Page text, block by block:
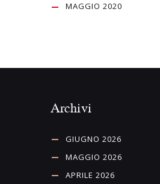
MAGGIO 2020
Archivi
GIUGNO 2026
MAGGIO 2026
APRILE 2026